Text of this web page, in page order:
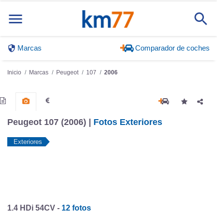
Marcas Comparador de coches
Inicio Marcas Peugeot 107 2006
Peugeot 107 (2006) | Fotos Exteriores
Exteriores
1.4 HDi 54CV - 12 fotos